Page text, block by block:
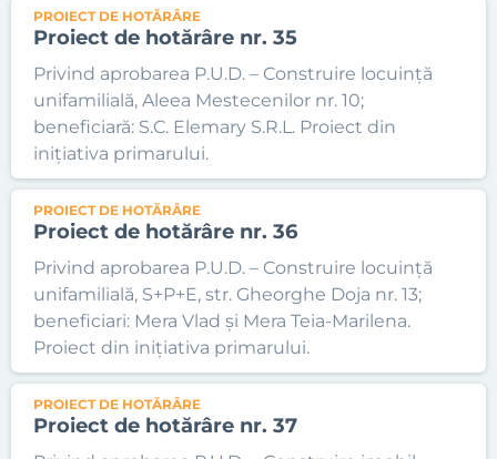
PROIECT DE HOTĂRÂRE
Proiect de hotărâre nr. 35
Privind aprobarea P.U.D. – Construire locuință
unifamilială, Aleea Mestecenilor nr. 10;
beneficiară: S.C. Elemary S.R.L. Proiect din
inițiativa primarului.
PROIECT DE HOTĂRÂRE
Proiect de hotărâre nr. 36
Privind aprobarea P.U.D. – Construire locuință
unifamilială, S+P+E, str. Gheorghe Doja nr. 13;
beneficiari: Mera Vlad și Mera Teia-Marilena.
Proiect din inițiativa primarului.
PROIECT DE HOTĂRÂRE
Proiect de hotărâre nr. 37